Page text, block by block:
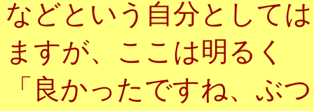
などという自分として
ますが、ここは明るく
「良かったですね、ぶ